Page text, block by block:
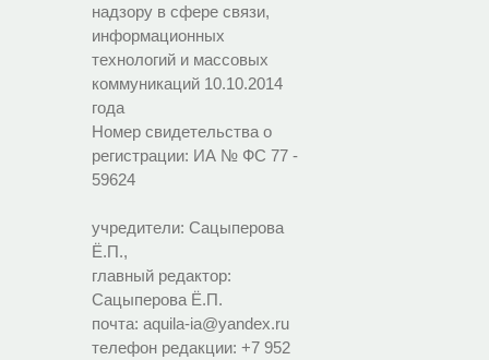
надзору в сфере связи,
информационных
технологий и массовых
коммуникаций 10.10.2014
года
Номер свидетельства о
регистрации: ИА № ФС 77 -
59624
учредители: Сацыперова
Ё.П.,
главный редактор:
Сацыперова Ё.П.
почта: aquila-ia@yandex.ru
телефон редакции: +7 952